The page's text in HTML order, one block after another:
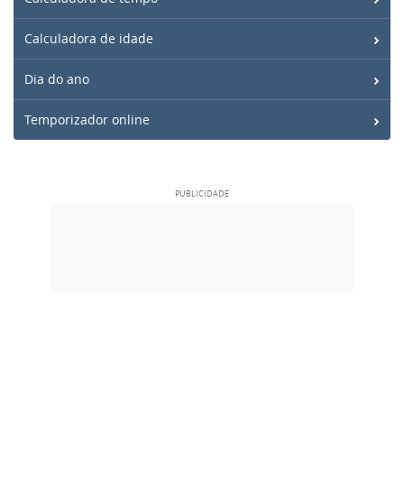
Calculadora de idade
Dia do ano
Temporizador online